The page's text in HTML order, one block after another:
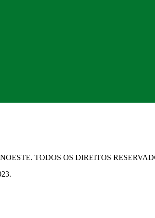
TODOS OS DIREITOS